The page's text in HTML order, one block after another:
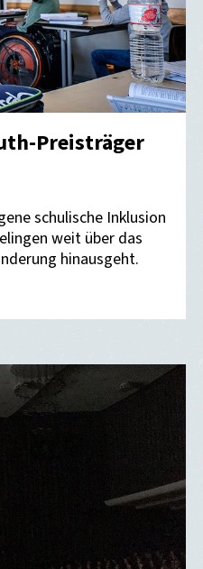
Preisträger
schulische Inklusion
weit über das
hinausgeht.